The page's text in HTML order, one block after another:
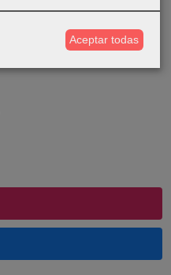
Aceptar todas